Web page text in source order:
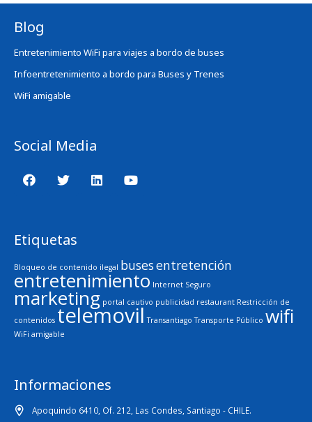
Blog
Entretenimiento WiFi para viajes a bordo de buses
Infoentretenimiento a bordo para Buses y Trenes
WiFi amigable
Social Media
Etiquetas
Bloqueo de contenido ilegal busesentretención
entretenimiento Internet Seguro
marketing portal cautivo publicidad restaurant Restricción de
contenidos telemovil Transantiago Transporte Público wifi
WiFi amigable
Informaciones
Apoquindo 6410, Of. 212, Las Condes, Santiago - CHILE.